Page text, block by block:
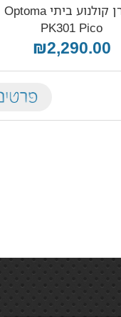
מקרן קולנוע ביתי Optoma
PK301 Pico
₪2,290.00
Details